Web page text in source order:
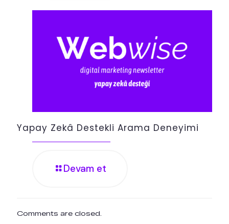
Yapay Zekâ Destekli Arama Deneyimi
Devam et
Comments are closed.